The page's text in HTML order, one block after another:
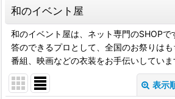
和のイベント屋
和のイベント屋は、ネット専門のSHOPで
答のできるプロとして、全国のお祭りは
番組、映画などの衣装をお手伝いしていま
表示